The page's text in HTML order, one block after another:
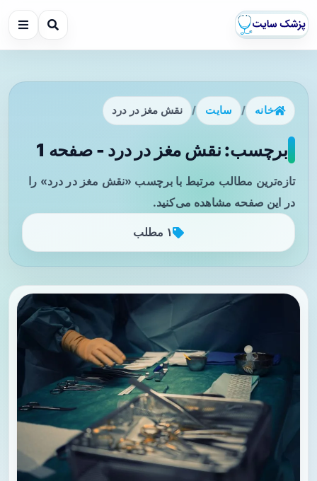
خانه / سایت / نقش مغز در درد
برچسب: نقش مغز در درد - صفحه 1
تازه‌ترین مطالب مرتبط با برچسب «نقش مغز در درد» را
در این صفحه مشاهده می‌کنید.
۱ مطلب